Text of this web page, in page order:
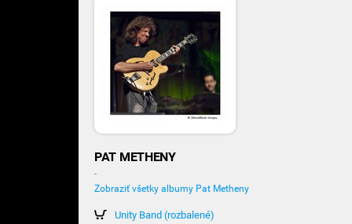
PAT METHENY
-
Zobraziť všetky albumy Pat Metheny
Unity Band (rozbalené)